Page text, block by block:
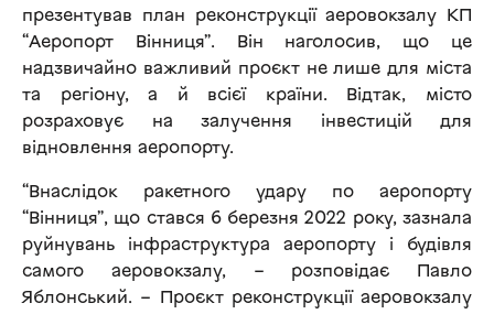
презентував план реконструкції аеровокзалу КП
“Аеропорт Вінниця”. Він наголосив, що це
надзвичайно важливий проєкт не лише для міста
та регіону, а й всієї країни. Відтак, місто
розраховує на залучення інвестицій для
відновлення аеропорту.
“Внаслідок ракетного удару по аеропорту
“Вінниця”, що стався 6 березня 2022 року, зазнала
руйнувань інфраструктура аеропорту і будівля
самого аеровокзалу, – розповідає Павло
Яблонський. – Проєкт реконструкції аеровокзалу